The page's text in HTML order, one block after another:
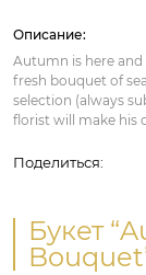
Описание:
Autumn is here
fresh bouquet of
selection (always
florist will make his
Поделиться:
Букет